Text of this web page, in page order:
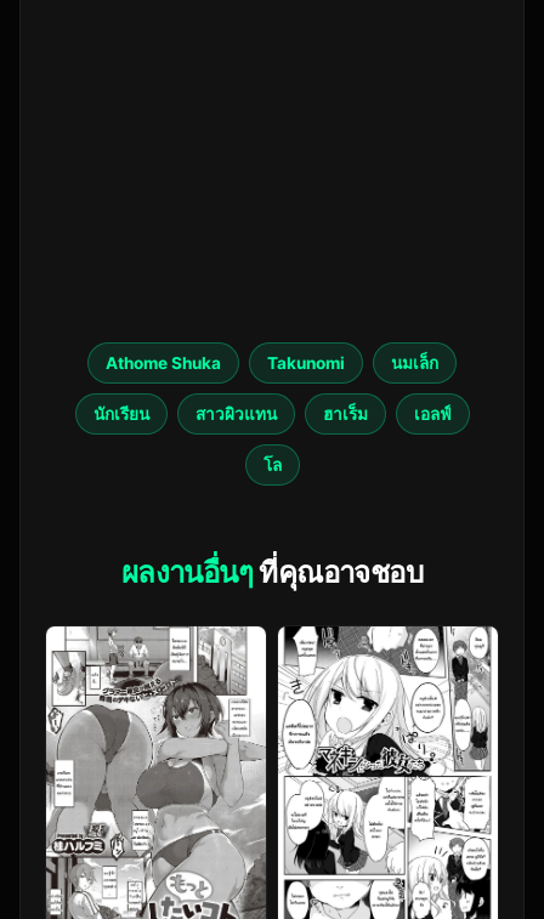
Athome Shuka Takunomi นมเล็ก
นักเรียน สาวผิวแทน ฮาเร็ม เอลฟ์
โล
ผลงานอื่นๆที่คุณอาจชอบ